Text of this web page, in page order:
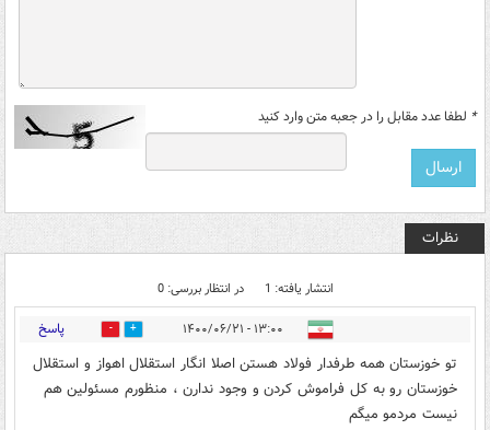
* لطفا عدد مقابل را در جعبه متن وارد کنید
نظرات
انتشار یافته: 1 در انتظار بررسی: 0
۱۳:۰۰ - ۱۴۰۰/۰۶/۲۱ 0 پاسخ
تو خوزستان همه طرفدار فولاد هستن اصلا انگار استقلال اهواز و استقلال
خوزستان رو به کل فراموش کردن و وجود ندارن ، منظورم مسئولین هم
نیست مردمو میگم